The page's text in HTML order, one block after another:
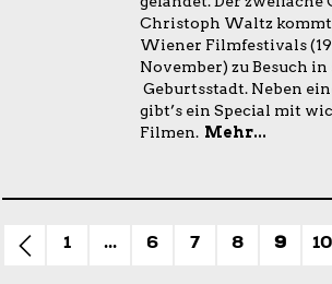
Christoph Waltz kommt
Wiener Filmfestivals
November) zu Besuch in
Geburtsstadt. Neben
gibt’s ein Special mit
Filmen. Mehr...
1 ... 6 7 8 9 10